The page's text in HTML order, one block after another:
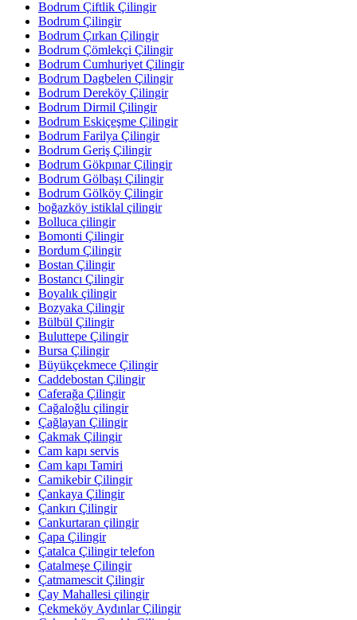
Bodrum Çiftlik Çilingir
Bodrum Çilingir
Bodrum Çırkan Çilingir
Bodrum Çömlekçi Çilingir
Bodrum Cumhuriyet Çilingir
Bodrum Dagbelen Çilingir
Bodrum Dereköy Çilingir
Bodrum Dirmil Çilingir
Bodrum Eskiçeşme Çilingir
Bodrum Farilya Çilingir
Bodrum Geriş Çilingir
Bodrum Gökpınar Çilingir
Bodrum Gölbaşı Çilingir
Bodrum Gölköy Çilingir
boğazköy istiklal çilingir
Bolluca çilingir
Bomonti Çilingir
Bordum Çilingir
Bostan Çilingir
Bostancı Çilingir
Boyalık çilingir
Bozyaka Çilingir
Bülbül Çilingir
Buluttepe Çilingir
Bursa Çilingir
Büyükçekmece Çilingir
Caddebostan Çilingir
Caferağa Çilingir
Cağaloğlu çilingir
Çağlayan Çilingir
Çakmak Çilingir
Cam kapı servis
Cam kapı Tamiri
Camikebir Çilingir
Çankaya Çilingir
Çankırı Çilingir
Cankurtaran çilingir
Çapa Çilingir
Çatalca Çilingir telefon
Çatalmeşe Çilingir
Çatmamescit Çilingir
Çay Mahallesi çilingir
Çekmeköy Aydınlar Çilingir